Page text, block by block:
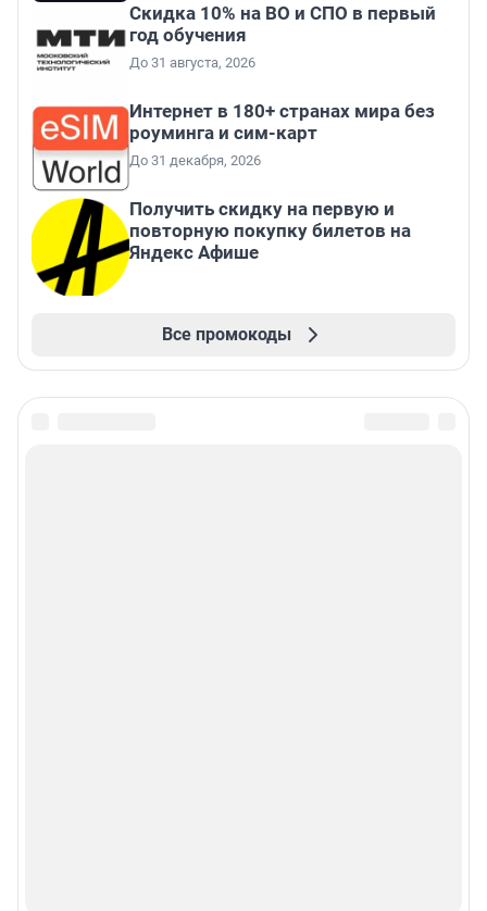
Скидка 10% на ВО и СПО в первый
год обучения
До 31 августа, 2026
Интернет в 180+ странах мира без
роуминга и сим-карт
До 31 декабря, 2026
Получить скидку на первую и
повторную покупку билетов на
Яндекс Афише
Все промокоды